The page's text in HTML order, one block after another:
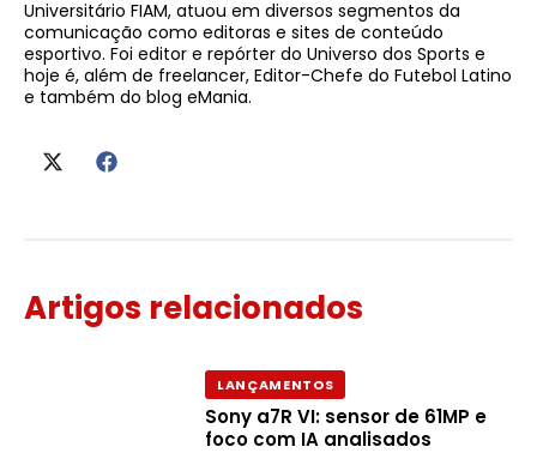
Universitário FIAM, atuou em diversos segmentos da
comunicação como editoras e sites de conteúdo
esportivo. Foi editor e repórter do Universo dos Sports e
hoje é, além de freelancer, Editor-Chefe do Futebol Latino
e também do blog eMania.
Artigos relacionados
LANÇAMENTOS
Sony a7R VI: sensor de 61MP e
foco com IA analisados